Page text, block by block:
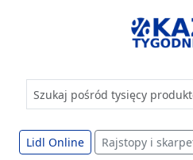
złap
Lidl Online Rajstopy i